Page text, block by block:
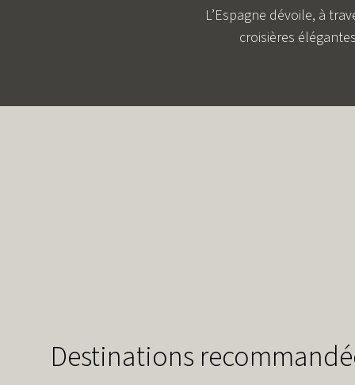
L’Espagne dévoile, à
croisières
Destinations